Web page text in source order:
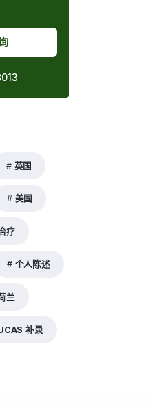
英国
美国
疗
个人陈述
兰
补录